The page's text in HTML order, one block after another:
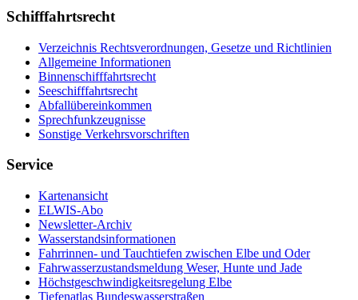
Schifffahrtsrecht
Ver­zeich­nis Rechts­ver­ord­nun­gen, Ge­set­ze und Richt­li­ni­en
All­ge­mei­ne In­for­ma­tio­nen
Bin­nen­schiff­fahrts­recht
See­schiff­fahrts­recht
Ab­fall­über­ein­kom­men
Sprech­funk­zeug­nis­se
Sons­ti­ge Ver­kehrs­vor­schrif­ten
Service
Kar­ten­an­sicht
EL­WIS-​Abo
Newslet­ter-​Ar­chiv
Was­ser­stands­in­for­ma­tio­nen
Fahr­rin­nen-​ und Tauch­tie­fen zwi­schen El­be und Oder
Fahr­was­ser­zu­stands­mel­dung We­ser, Hun­te und Ja­de
Höchst­ge­schwin­dig­keits­re­ge­lung El­be
Tie­fe­n­at­las Bun­des­was­ser­stra­ßen